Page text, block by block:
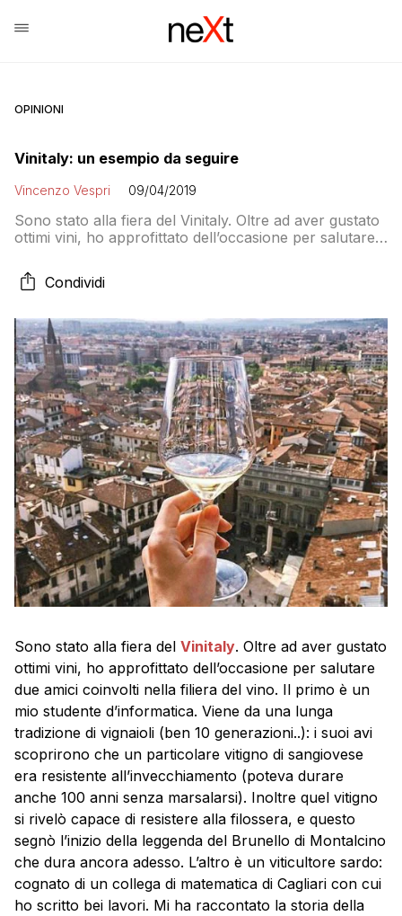
OPINIONI
Vinitaly: un esempio da seguire
Vincenzo Vespri 09/04/2019
Sono stato alla fiera del Vinitaly. Oltre ad aver gustato
ottimi vini, ho approfittato dell’occasione per salutare
mio studente d’informatica. Viene da una lunga
tradizione di vignaioli (ben 10 generazioni..): i suoi avi
era resistente all’invecchiamento (poteva […]
Condividi
Sono stato alla fiera del Vinitaly. Oltre ad aver gustato
ottimi vini, ho approfittato dell’occasione per salutare
due amici coinvolti nella filiera del vino. Il primo è un
mio studente d’informatica. Viene da una lunga
tradizione di vignaioli (ben 10 generazioni..): i suoi avi
scoprirono che un particolare vitigno di sangiovese
era resistente all’invecchiamento (poteva durare
anche 100 anni senza marsalarsi). Inoltre quel vitigno
si rivelò capace di resistere alla filossera, e questo
segnò l’inizio della leggenda del Brunello di Montalcino
che dura ancora adesso. L’altro è un viticultore sardo:
cognato di un collega di matematica di Cagliari con cui
ho scritto bei lavori. Mi ha raccontato la storia della